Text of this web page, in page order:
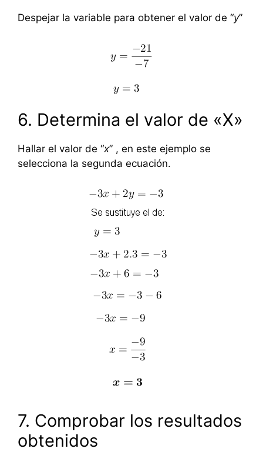
Despejar la variable para obtener el valor de “y”
6. Determina el valor de «X»
Hallar el valor de “x” , en este ejemplo se
selecciona la segunda ecuación.
7. Comprobar los resultados
obtenidos